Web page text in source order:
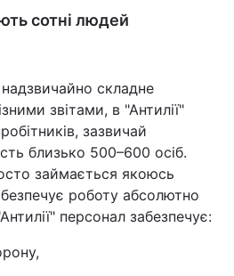
сотні людей
складне
звітами, в "Антилії"
зазвичай
близько 500–600 осіб.
займається якоюсь
роботу абсолютно
персонал забезпечує: